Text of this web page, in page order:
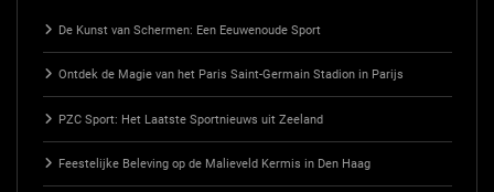
De Kunst van Schermen: Een Eeuwenoude Sport
Ontdek de Magie van het Paris Saint-Germain Stadion in Parijs
PZC Sport: Het Laatste Sportnieuws uit Zeeland
Feestelijke Beleving op de Malieveld Kermis in Den Haag